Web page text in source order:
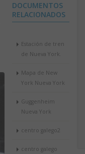
DOCUMENTOS
RELACIONADOS
Estación de tren
de Nueva York.
Mapa de New
York Nueva York
Guggenheim
Nueva York
centro galego2
centro galego